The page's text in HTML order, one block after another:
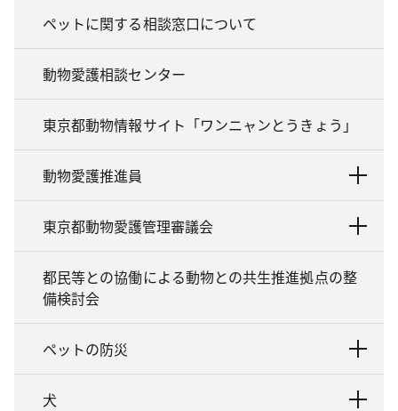
ペットに関する相談窓口について
動物愛護相談センター
東京都動物情報サイト「ワンニャンとうきょう」
動物愛護推進員
東京都動物愛護管理審議会
都民等との協働による動物との共生推進拠点の整
備検討会
ペットの防災
犬